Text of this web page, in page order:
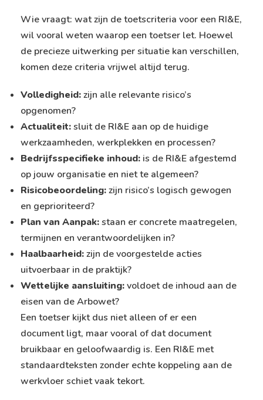
Wie vraagt: wat zijn de toetscriteria voor een RI&E,
wil vooral weten waarop een toetser let. Hoewel
de precieze uitwerking per situatie kan verschillen,
komen deze criteria vrijwel altijd terug.
Volledigheid:zijn alle relevante risico’s
opgenomen?
Actualiteit:sluit de RI&E aan op de huidige
werkzaamheden, werkplekken en processen?
Bedrijfsspecifieke inhoud: is de RI&E afgestemd
op jouw organisatie en niet te algemeen?
Risicobeoordeling:zijn risico’s logisch gewogen
en geprioriteerd?
Plan van Aanpak:staan er concrete maatregelen,
termijnen en verantwoordelijken in?
Haalbaarheid:zijn de voorgestelde acties
uitvoerbaar in de praktijk?
Wettelijke aansluiting:voldoet de inhoud aan de
eisen van de Arbowet?
Een toetser kijkt dus niet alleen of er een
document ligt, maar vooral of dat document
bruikbaar en geloofwaardig is. Een RI&E met
standaardteksten zonder echte koppeling aan de
werkvloer schiet vaak tekort.